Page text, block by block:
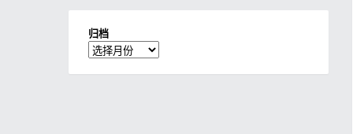
归档
归
档